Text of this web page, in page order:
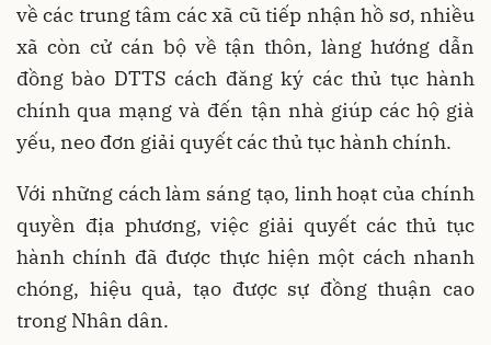
về các trung tâm các xã cũ tiếp nhận hồ sơ, nhiều
xã còn cử cán bộ về tận thôn, làng hướng dẫn
đồng bào DTTS cách đăng ký các thủ tục hành
chính qua mạng và đến tận nhà giúp các hộ già
yếu, neo đơn giải quyết các thủ tục hành chính.
Với những cách làm sáng tạo, linh hoạt của chính
quyền địa phương, việc giải quyết các thủ tục
hành chính đã được thực hiện một cách nhanh
chóng, hiệu quả, tạo được sự đồng thuận cao
trong Nhân dân.